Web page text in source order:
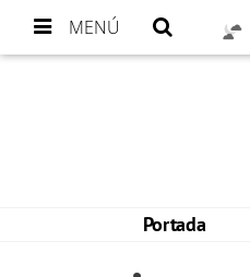
MENÚ
Portada